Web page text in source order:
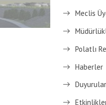
Meclis
Polatlı
Haberler
Duyurular